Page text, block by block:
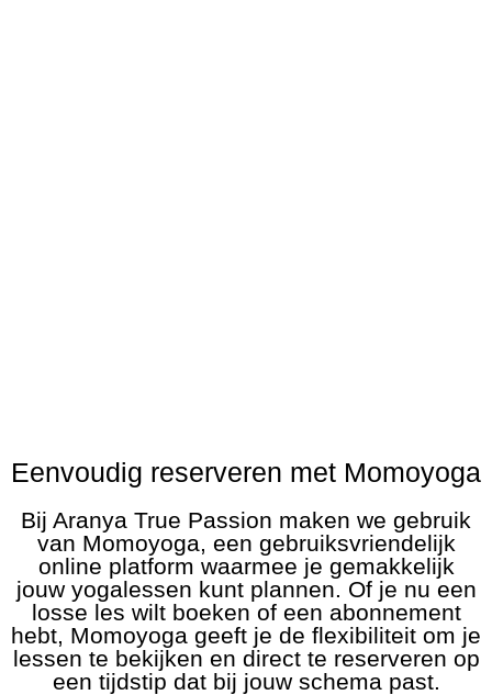
Eenvoudig reserveren met Momoyoga
Bij Aranya True Passion maken we gebruik
van Momoyoga, een gebruiksvriendelijk
online platform waarmee je gemakkelijk
jouw yogalessen kunt plannen. Of je nu een
losse les wilt boeken of een abonnement
hebt, Momoyoga geeft je de flexibiliteit om je
lessen te bekijken en direct te reserveren op
een tijdstip dat bij jouw schema past.